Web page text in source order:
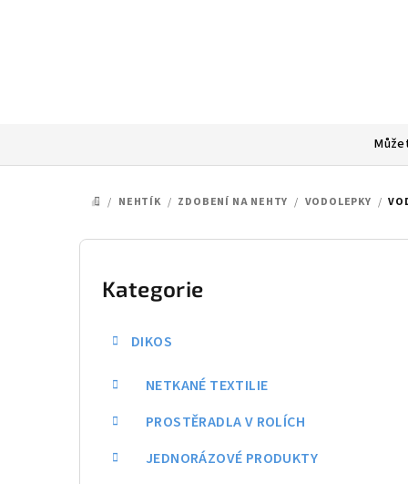
DOMŮ
/ NEHTÍK / ZDOBENÍ NA NEHTY / VODOLEPKY /
P
Přeskočit
kategorie
Kategorie
DIKOS
NETKANÉ TEXTILIE
PROSTĚRADLA V ROLÍCH
JEDNORÁZOVÉ PRODUKTY